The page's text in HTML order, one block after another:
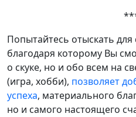
Попытайтесь отыскать
благодаря которому Вы
о скуке, но и обо всем на
(игра, хобби), позволяет
успеха, материального
но и самого настоящего